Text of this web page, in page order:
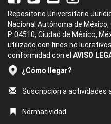
Repositorio Universitario
Nacional Autónoma de México,
P. 04510, Ciudad de México,
utilizado con fines no
conformidad con el AVISO
¿Cómo llegar?
Suscripción a actividades
Normatividad